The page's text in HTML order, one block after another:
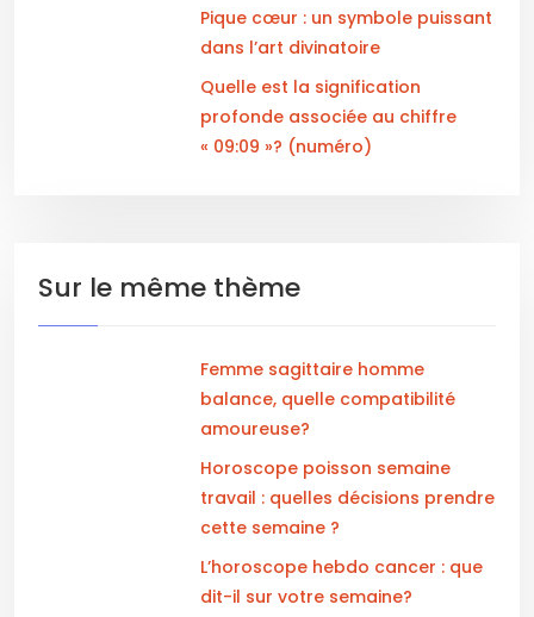
Pique cœur : un symbole puissant
dans l’art divinatoire
Quelle est la signification
profonde associée au chiffre
« 09:09 »? (numéro)
Sur le même thème
Femme sagittaire homme
balance, quelle compatibilité
amoureuse?
Horoscope poisson semaine
travail : quelles décisions prendre
cette semaine ?
L’horoscope hebdo cancer : que
dit-il sur votre semaine?